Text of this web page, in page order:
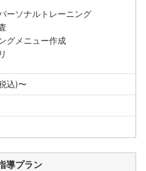
ーソナルトレーニング
グメニュー作成
込)〜
導プラン